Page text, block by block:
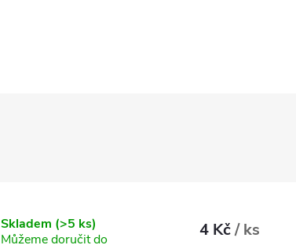
Skladem (>5 ks)
Můžeme doručit do
4 Kč/ ks